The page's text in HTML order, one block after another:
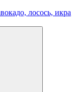
лосось, икра